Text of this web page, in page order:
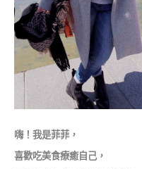
嗨！我是菲菲，
喜歡吃美食療癒自己，